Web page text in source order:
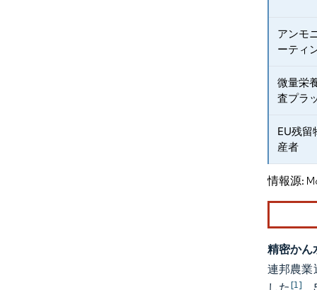
アンモ
ーティ
微量栄
査プラ
EU残留
産者
情報源:
精密かん
連邦農業
[1]